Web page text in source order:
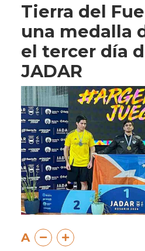
Tierra del
una medalla
el tercer día
JADAR
A